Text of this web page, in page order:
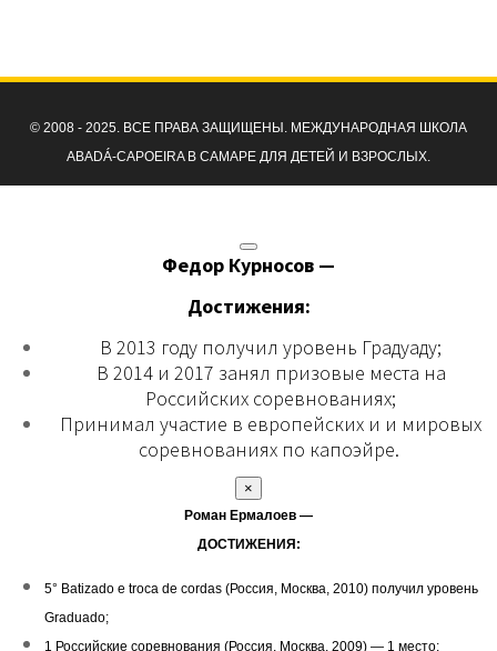
© 2008 - 2025. ВСЕ ПРАВА ЗАЩИЩЕНЫ. МЕЖДУНАРОДНАЯ ШКОЛА
ABADÁ-CAPOEIRA В САМАРЕ ДЛЯ ДЕТЕЙ И ВЗРОСЛЫХ.
Федор Курносов —
Достижения:
В 2013 году получил уровень Градуаду;
В 2014 и 2017 занял призовые места на
Российских соревнованиях;
Принимал участие в европейских и и мировых
соревнованиях по капоэйре.
×
Роман Ермалоев —
ДОСТИЖЕНИЯ:
5° Batizado e troca de cordas (Россия, Москва, 2010) получил уровень
Graduado;
1 Российские соревнования (Россия, Москва, 2009) — 1 место;